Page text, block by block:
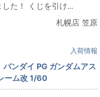
た！ くじを引け...
札幌店 笠原
入荷情報
バンダイ PG ガンダムアス
ーム改 1/60